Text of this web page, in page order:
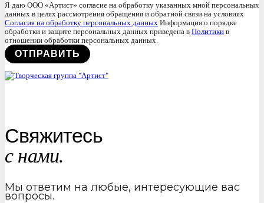
Я даю ООО «Артист» согласие на обработку указанных мной персональных
данных в целях рассмотрения обращения и обратной связи на условиях
Согласия на обработку персональных данных Информация о порядке
обработки и защите персональных данных приведена в Политики в
отношении обработки персональных данных.
Свяжитесь
с нами.
Мы ответим на любые, интересующие вас
вопросы.